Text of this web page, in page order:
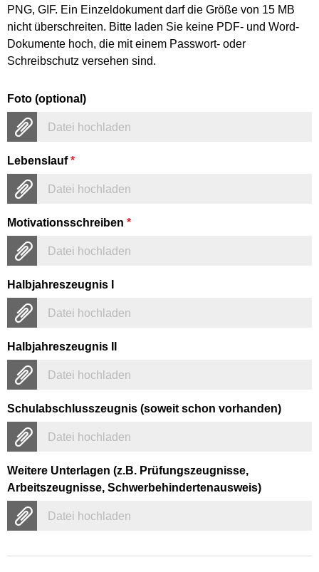
PNG, GIF. Ein Einzeldokument darf die Größe von 15 MB
nicht überschreiten. Bitte laden Sie keine PDF- und Word-
Dokumente hoch, die mit einem Passwort- oder
Schreibschutz versehen sind.
Foto (optional)
Datei hochladen
Lebenslauf*
Datei hochladen
Motivationsschreiben *
Datei hochladen
Halbjahreszeugnis I
Datei hochladen
Halbjahreszeugnis II
Datei hochladen
Schulabschlusszeugnis (soweit schon vorhanden)
Datei hochladen
Weitere Unterlagen (z.B. Prüfungszeugnisse,
Arbeitszeugnisse, Schwerbehindertenausweis)
Datei hochladen